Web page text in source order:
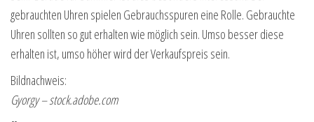
gebrauchten Uhren spielen Gebrauchsspuren eine Rolle. Gebrauchte
Uhren sollten so gut erhalten wie möglich sein. Umso besser diese
erhalten ist, umso höher wird der Verkaufspreis sein.
Bildnachweis:
Gyorgy – stock.adobe.com